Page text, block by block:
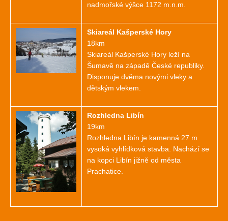
nadmořské výšce 1172 m.n.m.
Skiareál Kašperské Hory
18km
Skiareál Kašperské Hory leží na
Šumavě na západě České republiky.
Disponuje dvěma novými vleky a
dětským vlekem.
Rozhledna Libín
19km
Rozhledna Libín je kamenná 27 m
vysoká vyhlídková stavba. Nachází se
na kopci Libín jižně od města
Prachatice.